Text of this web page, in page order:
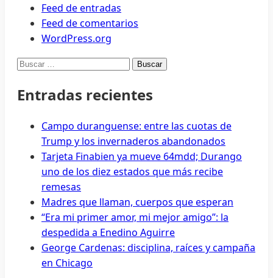
Feed de entradas
Feed de comentarios
WordPress.org
Buscar:
Entradas recientes
Campo duranguense: entre las cuotas de
Trump y los invernaderos abandonados
Tarjeta Finabien ya mueve 64mdd; Durango
uno de los diez estados que más recibe
remesas
Madres que llaman, cuerpos que esperan
“Era mi primer amor, mi mejor amigo”: la
despedida a Enedino Aguirre
George Cardenas: disciplina, raíces y campaña
en Chicago